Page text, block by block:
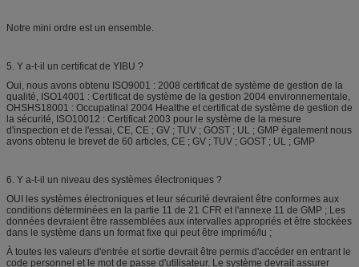
Notre mini ordre est un ensemble.
5. Y a-t-il un certificat de YIBU ?
Oui, nous avons obtenu ISO9001 : 2008 certificat de système de gestion de la
qualité, ISO14001 : Certificat de système de la gestion 2004 environnementale,
OHSHS18001 : Occupatinal 2004 Healthe et certificat de système de gestion de
la sécurité, ISO10012 : Certificat 2003 pour le système de la mesure
d'inspection et de l'essai, CE, CE ; GV ; TUV ; GOST ; UL ; GMP également nous
avons obtenu le brevet de 60 articles, CE ; GV ; TUV ; GOST ; UL ; GMP
6. Y a-t-il un niveau des systèmes électroniques ?
OUI les systèmes électroniques et leur sécurité devraient être conformes aux
conditions déterminées en la partie 11 de 21 CFR et l'annexe 11 de GMP ; Les
données devraient être rassemblées aux intervalles appropriés et être stockées
dans le système dans un format fixe qui peut être imprimé/lu ;
À toutes les valeurs d'entrée et sortie devrait être permis d'accéder en entrant le
code personnel et le mot de passe d'utilisateur. Le système devrait assurer